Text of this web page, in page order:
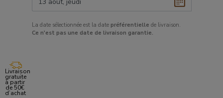
La date sélectionnée est la date préférentielle de livraison.
Ce n'est pas une date de livraison garantie.
Livraison
gratuite
à partir
de 50€
d’achat